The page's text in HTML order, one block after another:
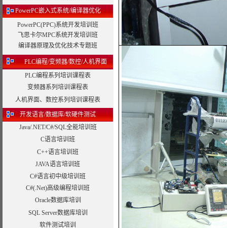
PowerPC嵌入式系统/编译器优化
PowerPC(PPC)系统开发培训班
飞思卡尔MPC系统开发培训班
编译器原理及优化技术专题班
PLC编程/变频器/数控/人机界面
PLC编程系列培训课程表
变频器系列培训课程表
人机界面、数控系列培训课程表
开发语言/数据库/软硬件测试
Java/.NET/C#/SQL全能培训班
C语言培训班
C++语言培训班
JAVA语言培训班
C#语言初中级培训班
C#(.Net)高级编程培训班
Oracle数据库培训
SQL Server数据库培训
软件测试培训